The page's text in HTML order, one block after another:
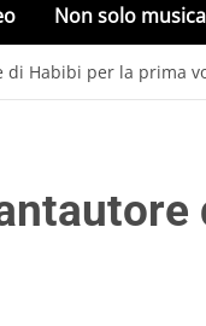
Non solo musica
di Habibi per la prima